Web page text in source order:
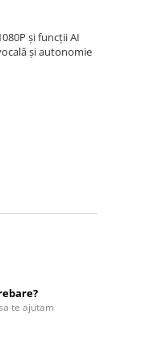
și funcții AI
și autonomie
te ajutam